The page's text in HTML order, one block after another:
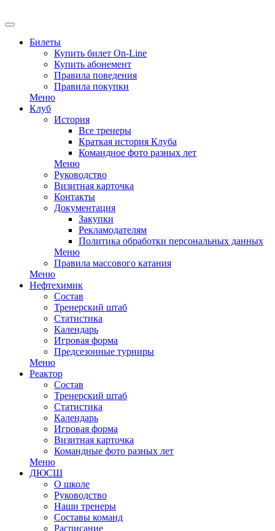
Билеты
Купить билет On-Line
Купить абонемент
Правила поведения
Правила покупки
Меню
Клуб
История
Все тренеры
Краткая история Клуба
Командное фото разных лет
Меню
Руководство
Визитная карточка
Контакты
Документация
Закупки
Рекламодателям
Политика обработки персональных данных
Меню
Правила массового катания
Меню
Нефтехимик
Состав
Тренерский штаб
Статистика
Календарь
Игровая форма
Предсезонные турниры
Меню
Реактор
Состав
Тренерский штаб
Статистика
Календарь
Игровая форма
Визитная карточка
Командные фото разных лет
Меню
ДЮСШ
О школе
Руководство
Наши тренеры
Составы команд
Расписание